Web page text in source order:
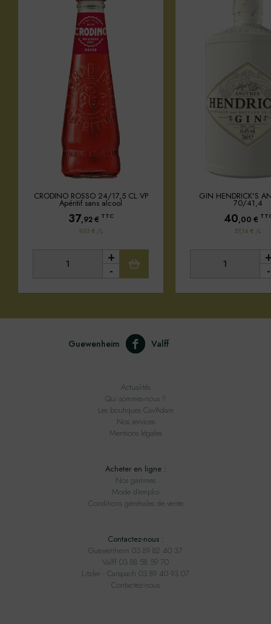
CRODINO ROSSO 24/17,5 CL VP
Apéritif sans alcool
37,92€ TTC
9,03 € /L
-
+
GIN HENDRICK'S
70/41,4
40,00 €
57,14 € /L
-
Guewenheim Valff
Actualités
Qui sommes-nous ?
Les boutiques Cav'Adam
Nos services
Mentions légales
Acheter en ligne :
Nos gammes
Mode d'emploi
Conditions générales de vente
Contactez-nous :
Guewenheim 03 89 82 40 37
Valff 03 88 58 59 70
Litzler - Carspach 03 89 40 93 07
Contactez-nous